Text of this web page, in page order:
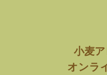
小麦
オンラ